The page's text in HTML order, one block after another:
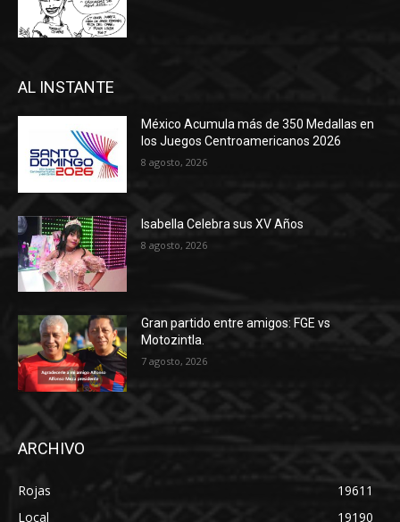
AL INSTANTE
México Acumula más de 350 Medallas en
los Juegos Centroamericanos 2026
8 agosto, 2026
Isabella Celebra sus XV Años
8 agosto, 2026
Gran partido entre amigos: FGE vs
Motozintla.
7 agosto, 2026
ARCHIVO
Rojas
19611
Local
19190